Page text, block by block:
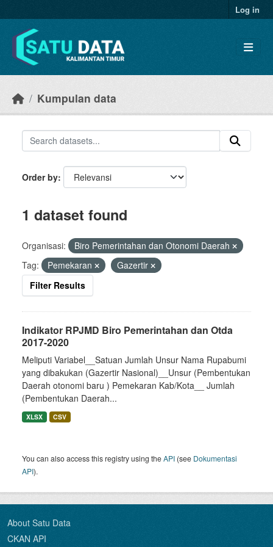
Log in
Kumpulan data
Order by
1 dataset found
Organisasi:
Biro Pemerintahan dan Otonomi Daerah
Tag:
Pemekaran
Gazertir
Filter Results
Indikator RPJMD Biro Pemerintahan dan Otda
2017-2020
Meliputi Variabel__Satuan Jumlah Unsur Nama Rupabumi
yang dibakukan (Gazertir Nasional)__Unsur (Pembentukan
Daerah otonomi baru ) Pemekaran Kab/Kota__ Jumlah
(Pembentukan Daerah...
XLSX CSV
You can also access this registry using theAPI (see Dokumentasi
API).
About Satu Data
CKAN API